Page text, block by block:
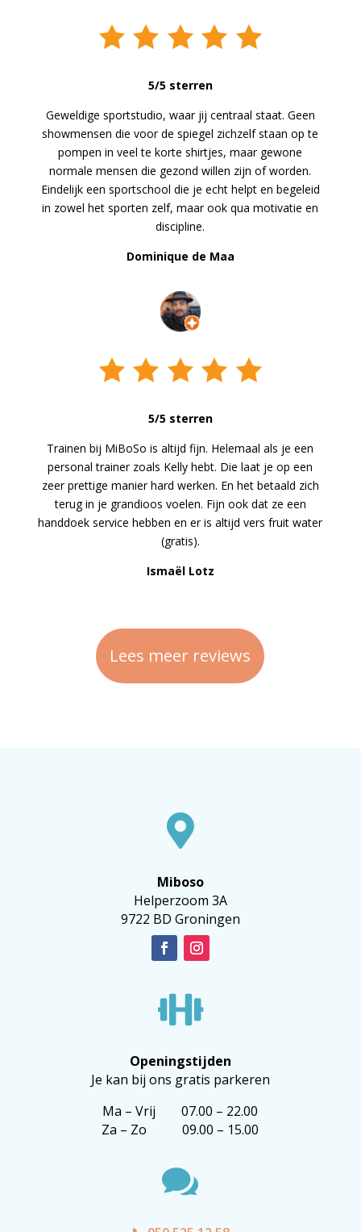
5/5 sterren
Geweldige sportstudio, waar jij centraal staat. Geen
showmensen die voor de spiegel zichzelf staan op te
pompen in veel te korte shirtjes, maar gewone
normale mensen die gezond willen zijn of worden.
Eindelijk een sportschool die je echt helpt en begeleid
in zowel het sporten zelf, maar ook qua motivatie en
discipline.
Dominique de Maa
5/5 sterren
Trainen bij MiBoSo is altijd fijn. Helemaal als je een
personal trainer zoals Kelly hebt. Die laat je op een
zeer prettige manier hard werken. En het betaald zich
terug in je grandioos voelen. Fijn ook dat ze een
handdoek service hebben en er is altijd vers fruit water
(gratis).
Ismaël Lotz
Lees meer reviews

Miboso
Helperzoom 3A
9722 BD Groningen

Openingstijden
Je kan bij ons gratis parkeren
Ma – Vrij 07.00 – 22.00
Za – Zo 09.00 – 15.00
